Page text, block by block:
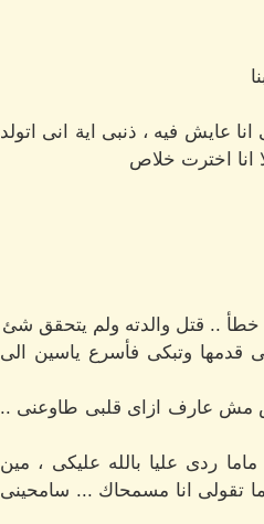
عايش فيه ، ذنبى اية انى اتولد
انا اخترت خلاص
.. قتل والدته ولم يتحقق شئ
قدمها وتبكى فأسرع ياسين الى
بس مش عارف ازاى قلبى طاوعنى ..
ردى عليا بالله عليكى ، مين
تقولى انا مسمحاك ... سامحينى